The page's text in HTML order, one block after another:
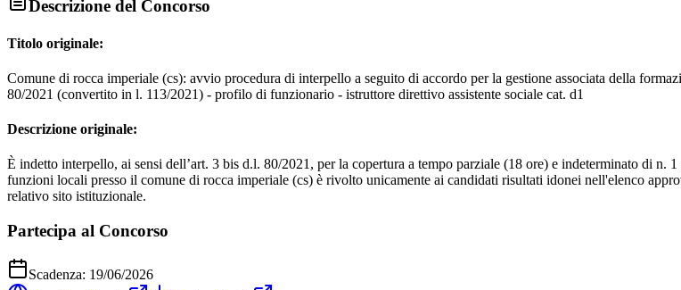
Descrizione del Concorso
Titolo originale:
Comune di rocca imperiale (cs): avvio procedura di interpello a seguito di accordo per la gestione associata della
80/2021 (convertito in l. 113/2021) - profilo di funzionario - istruttore direttivo assistente sociale cat. d1
Descrizione originale:
È indetto interpello, ai sensi dell’art. 3 bis d.l. 80/2021, per la copertura a tempo parziale (18 ore) e indeterminato di
funzioni locali presso il comune di rocca imperiale (cs) è rivolto unicamente ai candidati risultati idonei nell'elenco
relativo sito istituzionale.
Partecipa al Concorso
Scadenza: 19/06/2026